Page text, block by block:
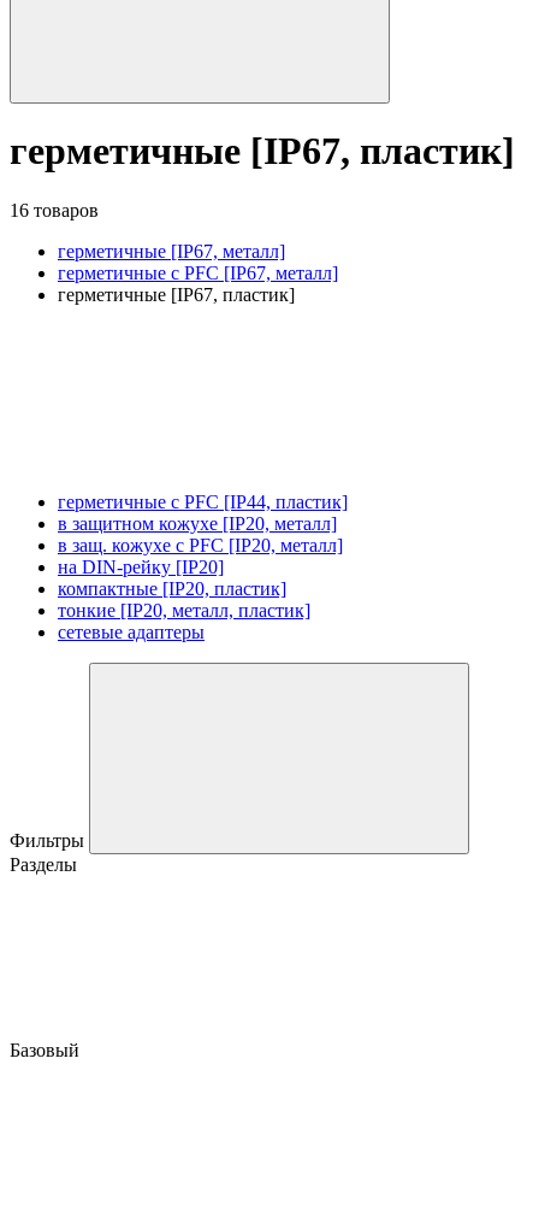
герметичные [IP67, пластик]
16 товаров
герметичные [IP67, металл]
герметичные с PFC [IP67, металл]
герметичные [IP67, пластик]
герметичные с PFC [IP44, пластик]
в защитном кожухе [IP20, металл]
в защ. кожухе с PFC [IP20, металл]
на DIN-рейку [IP20]
компактные [IP20, пластик]
тонкие [IP20, металл, пластик]
сетевые адаптеры
Фильтры
Разделы
Базовый